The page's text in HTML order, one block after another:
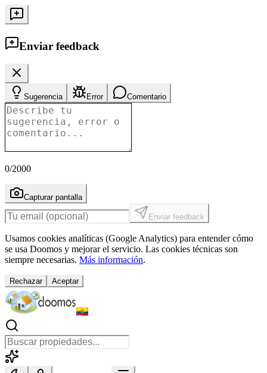
Enviar feedback
Sugerencia Error Comentario
0/2000
Capturar pantalla
Enviar feedback
Usamos cookies analíticas (Google Analytics) para entender cómo
se usa Doomos y mejorar el servicio. Las cookies técnicas son
siempre necesarias. Más información.
Rechazar Aceptar